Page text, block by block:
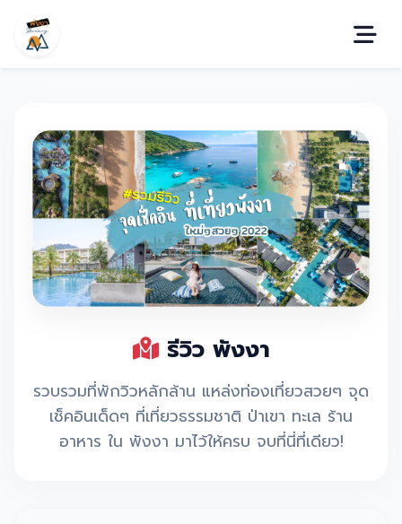
รีวิว พังงา
รวบรวมที่พักวิวหลักล้าน แหล่งท่องเที่ยวสวยๆ จุด
เช็คอินเด็ดๆ ที่เที่ยวธรรมชาติ ป่าเขา ทะเล ร้าน
อาหาร ใน พังงา มาไว้ให้ครบ จบที่นี่ที่เดียว!